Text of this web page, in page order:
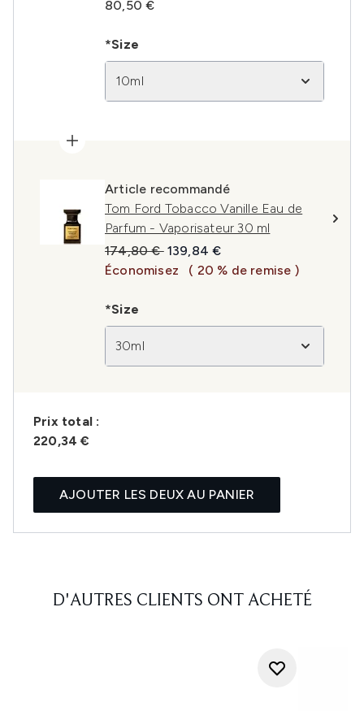
80,50 €
*Size
10ml
Article recommandé
Tom Ford Tobacco Vanille Eau de
Parfum - Vaporisateur 30 ml
Prix de vente :
174,80 € Prix ​​actuel :
139,84 €
Économisez
( 20 % de remise )
*Size
30ml
Prix ​​total :
220,34 €
AJOUTER LES DEUX AU PANIER
D'AUTRES CLIENTS ONT ACHETÉ